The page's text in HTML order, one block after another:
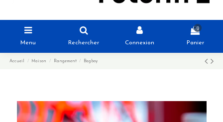
Menu Rechercher Connexion
0
Panier
Accueil Maison Rangement Bagboy